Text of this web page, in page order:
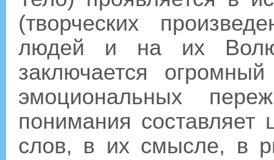
(творческих
людей и на их
заключается
эмоциональных
понимания составляет
слов, в их смысле, в